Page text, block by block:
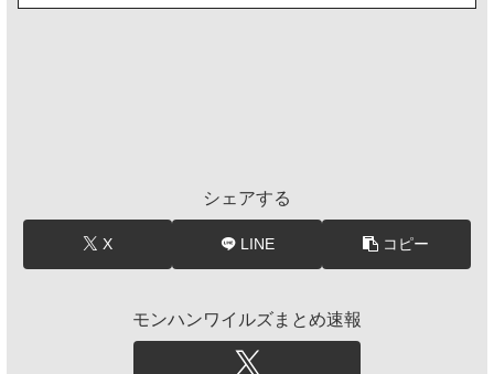
シェアする
X LINE コピー
モンハンワイルズまとめ速報